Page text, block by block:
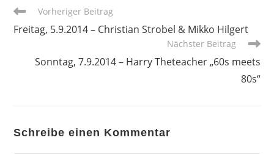
Weitere
ansehen
Vorheriger Beitrag
Freitag, 5.9.2014 – Christian Strobel & Mikko Hilgert
Nächster Beitrag
Sonntag, 7.9.2014 – Harry Theteacher „60s meets
80s“
Schreibe einen Kommentar